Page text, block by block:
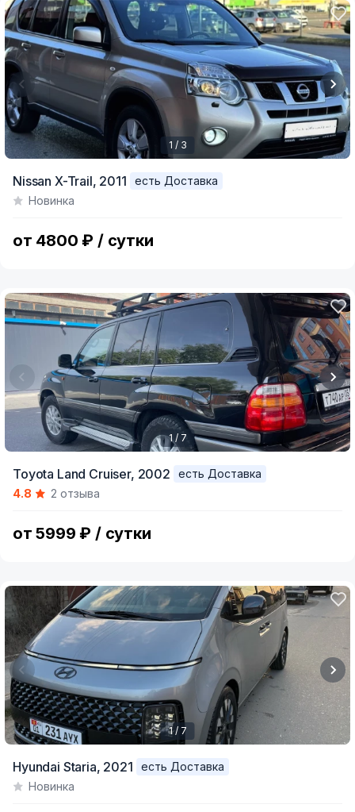
of
1 / 3
Nissan X-Trail, 2011
есть Доставка
Новинка
от 4800 ₽ / сутки
of
1 / 7
Toyota Land Cruiser, 2002
есть Доставка
4.8
2 отзыва
от 5999 ₽ / сутки
of
1 / 7
Hyundai Staria, 2021
есть Доставка
Новинка